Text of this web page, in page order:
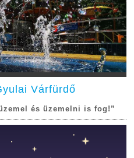
Várfürdő
és üzemelni is fog!”